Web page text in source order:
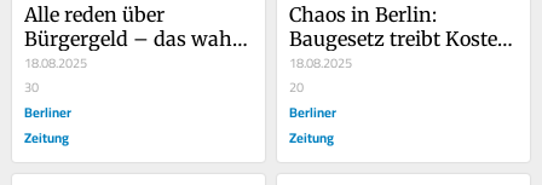
Alle reden über
Bürgergeld – das wahre
Renten-Drama
ignorieren
18.08.2025
30
Berliner
Zeitung
Chaos in Berlin:
Baugesetz treibt Kosten
für Steuerzahler in die
Höhe
18.08.2025
20
Berliner
Zeitung